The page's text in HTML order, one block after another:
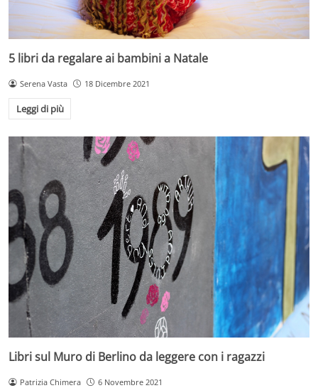
5 libri da regalare ai bambini a Natale
Serena Vasta 18 Dicembre 2021
Leggi di più
Libri sul Muro di Berlino da leggere con i ragazzi
Patrizia Chimera 6 Novembre 2021